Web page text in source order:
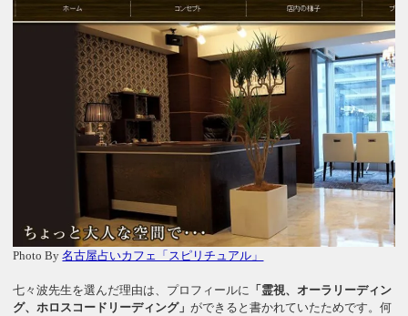
Photo By名古屋占いカフェ「スピリチュアル」
七々波先生を選んだ理由は、プロフィールに 「霊視、オーラリーディン
グ、ホロスコードリーディング」ができると書かれていたためです。何